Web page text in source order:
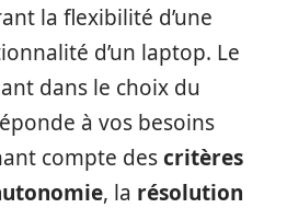
la flexibilité d’une
d’un laptop. Le
dans le choix du
à vos besoins
compte descritères
, la résolution